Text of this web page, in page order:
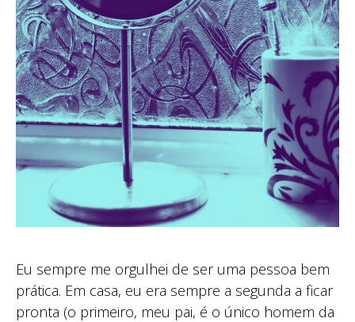
Eu sempre me orgulhei de ser uma pessoa bem
prática. Em casa, eu era sempre a segunda a ficar
pronta (o primeiro, meu pai, é o único homem da